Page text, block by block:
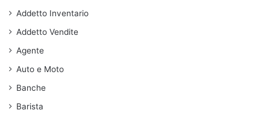
Addetto Inventario
Addetto Vendite
Agente
Auto e Moto
Banche
Barista